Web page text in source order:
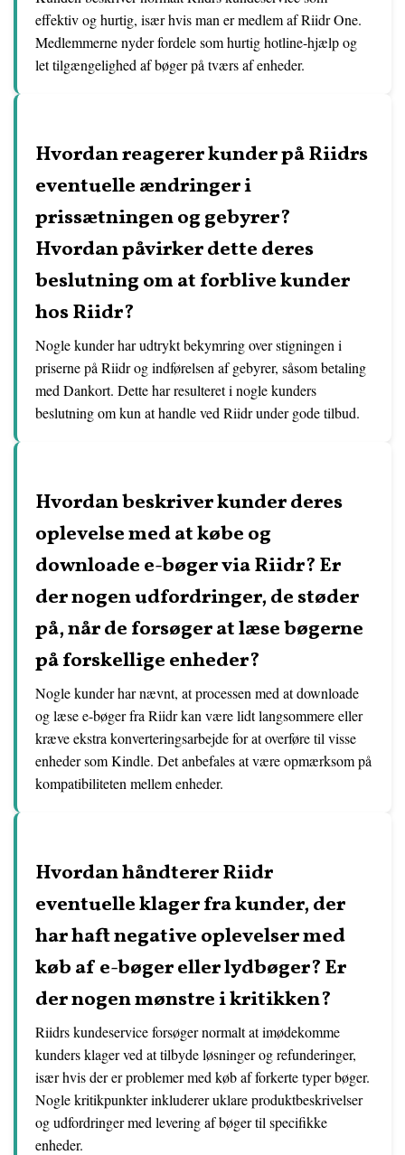
effektiv og hurtig, især hvis man er medlem af Riidr One.
Medlemmerne nyder fordele som hurtig hotline-hjælp og
let tilgængelighed af bøger på tværs af enheder.
Hvordan reagerer kunder på Riidrs
eventuelle ændringer i
prissætningen og gebyrer?
Hvordan påvirker dette deres
beslutning om at forblive kunder
hos Riidr?
Nogle kunder har udtrykt bekymring over stigningen i
priserne på Riidr og indførelsen af gebyrer, såsom betaling
med Dankort. Dette har resulteret i nogle kunders
beslutning om kun at handle ved Riidr under gode tilbud.
Hvordan beskriver kunder deres
oplevelse med at købe og
downloade e-bøger via Riidr? Er
der nogen udfordringer, de støder
på, når de forsøger at læse bøgerne
på forskellige enheder?
Nogle kunder har nævnt, at processen med at downloade
og læse e-bøger fra Riidr kan være lidt langsommere eller
kræve ekstra konverteringsarbejde for at overføre til visse
enheder som Kindle. Det anbefales at være opmærksom på
kompatibiliteten mellem enheder.
Hvordan håndterer Riidr
eventuelle klager fra kunder, der
har haft negative oplevelser med
køb af e-bøger eller lydbøger? Er
der nogen mønstre i kritikken?
Riidrs kundeservice forsøger normalt at imødekomme
kunders klager ved at tilbyde løsninger og refunderinger,
især hvis der er problemer med køb af forkerte typer bøger.
Nogle kritikpunkter inkluderer uklare produktbeskrivelser
og udfordringer med levering af bøger til specifikke
enheder.